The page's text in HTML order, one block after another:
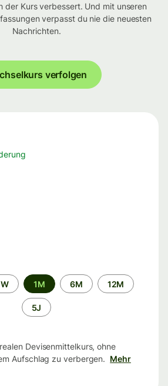
der Kurs verbessert. Und mit unseren
verpasst du nie die neuesten
Nachrichten.
verfolgen
1M 6M 12M
5J
Devisenmittelkurs, ohne
Aufschlag zu verbergen. Mehr